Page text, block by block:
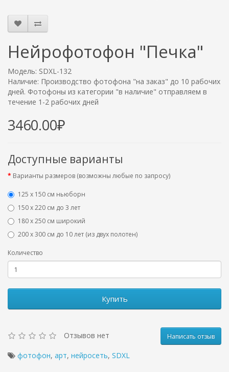
Нейрофотофон "Печка"
Модель: SDXL-132
Наличие: Производство фотофона "на заказ" до 10 рабочих
дней. Фотофоны из категории "в наличие" отправляем в
течение 1-2 рабочих дней
3460.00₽
Доступные варианты
Варианты размеров (возможны любые по запросу)
125 x 150 см ньюборн
150 х 220 см до 3 лет
180 х 250 см широкий
200 х 300 см до 10 лет (из двух полотен)
Количество
Купить
Отзывов нет Написать отзыв
фотофон, арт, нейросеть, SDXL